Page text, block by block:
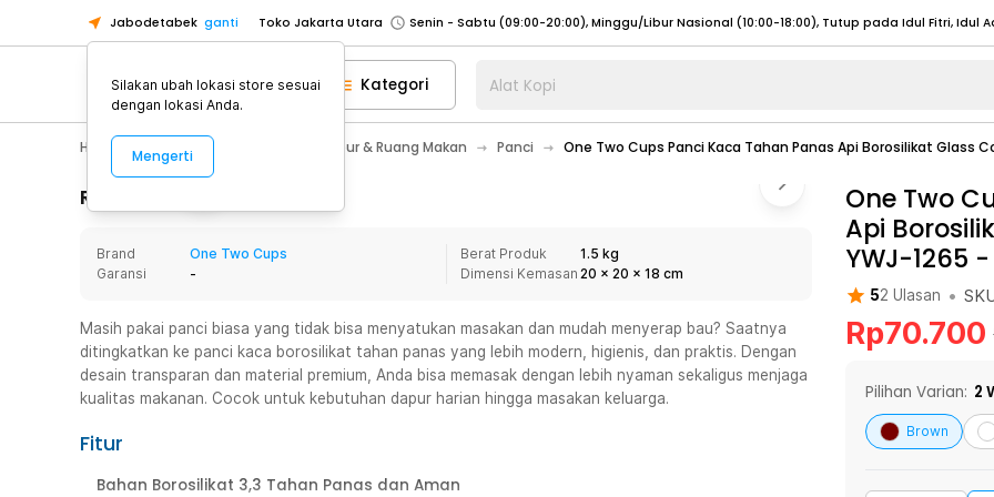
Jabodetabek ganti Toko Jakarta Utara
Toko Tangerang
Toko Cikupa
Pick n Go Jakarta Barat
Senin - Jumat (07:00 - 20:00), Sabtu - Minggu (08:00 - 20:00), Tutup pada Idul Fitri
Pick n Go Bekasi
Senin - Jumat (08:00 - 20:00), Sabtu - Minggu/ Libur Nasional (08:00 - 17:00) Selengkapnya
Senin - Jumat (08:00 - 20:00), Sabtu - Minggu/ Libur Nasional (08:00 - 17:00) Selengkapnya
Senin - Sabtu (09:00-20:00), Minggu/Libur Nasional (12:00-20:00), Tutup pada Idul Fitri
Toko Jakarta Barat
Senin - Sabtu (09:00-20:00), Minggu/Libur Nasional (12:00-20:00), Tutup pada Idul Fitri
Toko Tangerang
Toko Cikupa
Pick n Go Jakarta Barat
Senin - Jumat (07:00 - 20:00), Sabtu - Minggu (08:00 - 20:00), Tutup pada Idul Fitri
Senin - Jumat (08:00 - 20:00), Sabtu - Minggu/ Libur Nasional (08:00 - 17:00) Selengkapnya
Kategori Alat Kopi
Home Appliance Perlengkapan Dapur & Ruang Makan Panci One Two Cups Panci Kaca Tahan Panas Api Borosilikat Glass
Rincian Produk
Brand
One Two Cups
Garansi
-
Berat Produk
1.5 kg
Dimensi Kemasan 20 x 20 x 18 cm
Masih pakai panci biasa yang tidak bisa menyatukan masakan dan mudah menyerap bau? Saatnya
ditingkatkan ke panci kaca borosilikat tahan panas yang lebih modern, higienis, dan praktis. Dengan
desain transparan dan material premium, Anda bisa memasak dengan lebih nyaman sekaligus menjaga
kualitas makanan. Cocok untuk kebutuhan dapur harian hingga masakan keluarga.
Fitur
Bahan Borosilikat 3,3 Tahan Panas dan Aman
One Two
Api
YWJ-1265 -
52 Ulasan •
Rp70.700
Pilihan Varian: 2
Brown
Silakan ubah lokasi store sesuai
dengan lokasi Anda.
Mengerti